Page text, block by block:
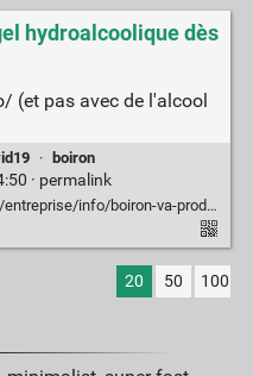
hydroalcoolique dès
(et pas avec de l'alcool
· boiron
· permalink
du-gel-hydroalcoolique-des-la-semaine-prochaine
20 50 100